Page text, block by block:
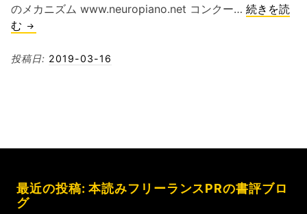
のメカニズム www.neuropiano.net コンクー… 続きを読
む 書
「ピ
科
学
投稿日: 2019-03-16
最近の投稿: 本読みフリーランスPRの書評ブロ
グ